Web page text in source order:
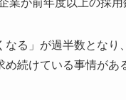
が前年度以上の採用
る」が過半数となり
続けている事情があ